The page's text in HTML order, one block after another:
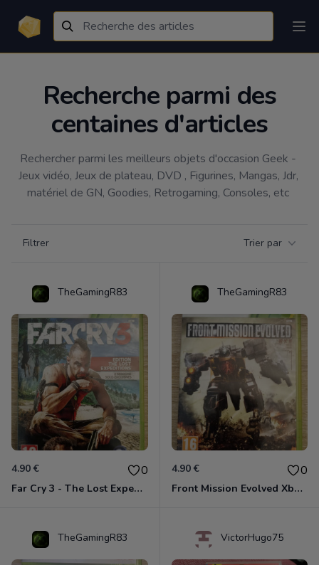
Recherche parmi des
centaines d'articles
Rechercher parmi les meilleurs objets d'occasion Geek -
Jeux vidéo, Jeux de plateau, DVD , Figurines, Mangas, Jdr,
matériel de GN, Goodies, Retrogaming, Consoles, etc
Filtrer Trier par
TheGamingR83
4.90 € 0
Far Cry 3 - The Lost Expeditions - Edition Spéciale Xbox 360
TheGamingR83
4.90 € 0
Front Mission Evolved Xbox 360
TheGamingR83 VictorHugo75